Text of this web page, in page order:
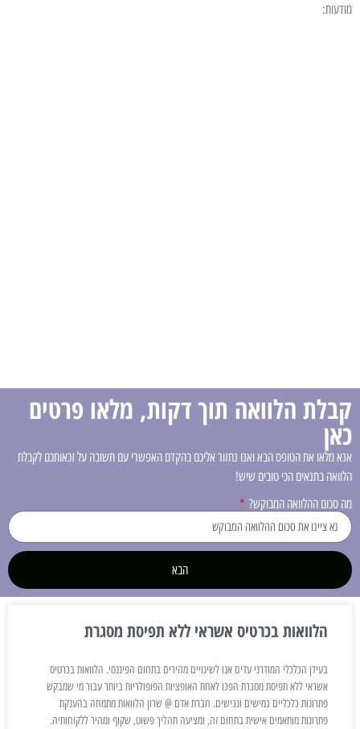
מודעות:
קבלת הלוואה תוך דקות, מלאו פרטים
כאן
אנא מלאו את הטופס הבא ואנו נחזור אליכם בהקדם האפשרי עם תשובה על זכאותכם לקבלת
הלוואה בתנאים הכי טובים שיש!
מה סכום ההלוואה המבוקש?
הבא
הלוואות בכרטיס אשראי ללא תפיסת מסגרת
בעידן הכלכלי המודרני עדים אנו לשינויים מהירים בתחום הפיננסי. הלוואות בכרטיס
אשראי ללא תפיסת מסגרת הפכו לאחת האופציות הפופולריות ביותר עבור מי שמבקש
פתרונות כלכליים גמישים ונגישים. חברת אדם @ שרון הלוואות מתמחה בהענקת
פתרונות מותאמים אישית בתחום זה, ומציעה תהליך פשוט, שקוף ומהיר ללקוחותיה.